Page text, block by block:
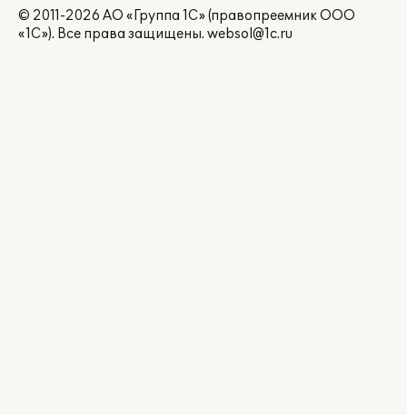
© 2011-2026 АО «Группа 1С» (правопреемник ООО
«1С»). Все права защищены. websol@1c.ru